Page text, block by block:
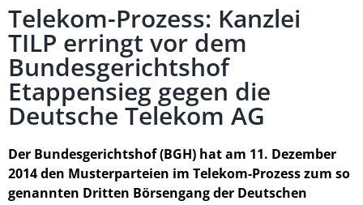
Telekom-Prozess: Kanzlei
TILP erringt vor dem
Bundesgerichtshof
Etappensieg gegen die
Deutsche Telekom AG
Der Bundesgerichtshof (BGH) hat am 11. Dezember
2014 den Musterparteien im Telekom-Prozess zum so
genannten Dritten Börsengang der Deutschen